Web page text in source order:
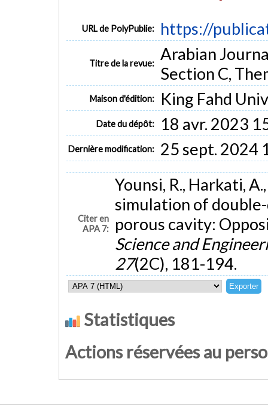
URL de PolyPublie: https://
Titre de la revue: Arabian
Section C,
Maison d'édition: King Fahd
Date du dépôt: 18 avr. 2023
Dernière modification: 25 sept. 2024
Citer en
APA 7:
Younsi, R., Harkati,
simulation of
porous cavity:
Science and
27(2C), 181-194.
Statistiques
Actions réservées au